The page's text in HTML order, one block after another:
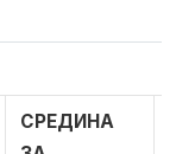
СРЕДИНА